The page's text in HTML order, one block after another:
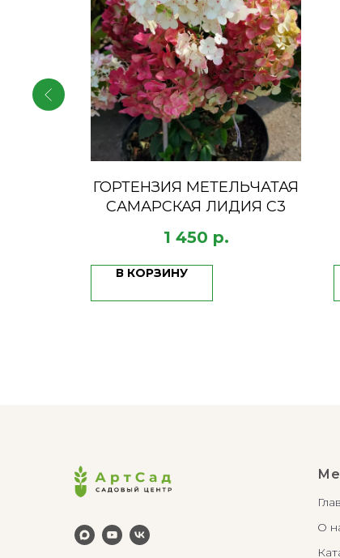
ГОРТЕНЗИЯ МЕТЕЛЬЧАТАЯ
САМАРСКАЯ ЛИДИЯ C3
1 450 р.
В КОРЗИНУ
О